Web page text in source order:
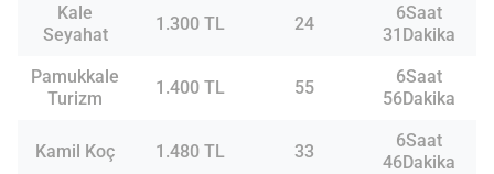
Kale
Seyahat
1.300 TL 24
6Saat
31Dakika
Pamukkale
Turizm
1.400 TL 55
6Saat
56Dakika
Kamil Koç 1.480 TL 33
6Saat
46Dakika